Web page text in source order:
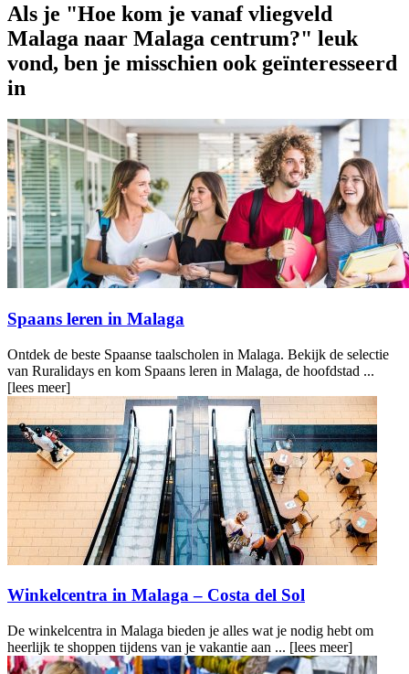
Als je "Hoe kom je vanaf vliegveld
Malaga naar Malaga centrum?" leuk
vond, ben je misschien ook geïnteresseerd
in
Spaans leren in Malaga
Ontdek de beste Spaanse taalscholen in Malaga. Bekijk de selectie
van Ruralidays en kom Spaans leren in Malaga, de hoofdstad ...
[lees meer]
Winkelcentra in Malaga – Costa del Sol
De winkelcentra in Malaga bieden je alles wat je nodig hebt om
heerlijk te shoppen tijdens van je vakantie aan ... [lees meer]